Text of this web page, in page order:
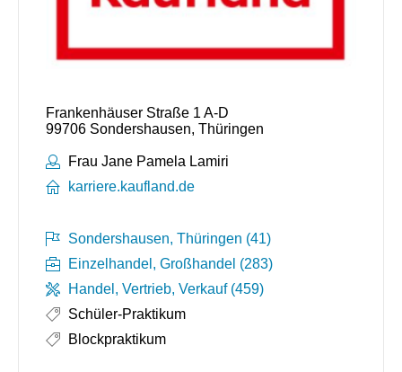
Frankenhäuser Straße 1 A-D
99706 Sondershausen, Thüringen
Ansprechpartner:
Frau Jane Pamela Lamiri
karriere.kaufland.de
Sondershausen, Thüringen (41)
Einzelhandel, Großhandel (283)
Handel, Vertrieb, Verkauf (459)
Schüler-Praktikum
Blockpraktikum